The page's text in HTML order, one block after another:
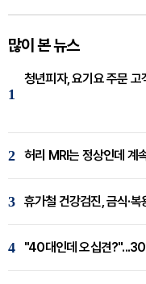
많이 본 뉴스
1
청년피자, 요기요 주문 고
2 허리 MRI는 정상인데 계
3 휴가철 건강검진, 금식·
4 "40대인데 오십견